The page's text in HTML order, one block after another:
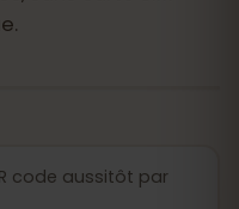
code aussitôt par